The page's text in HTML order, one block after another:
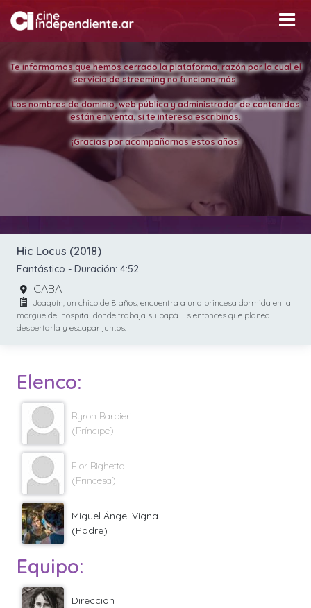
Te informamos que hemos cerrado la plataforma, razón por la cual el
servicio de streeming no funciona más.
Los nombres de dominio, web pública y administrador de contenidos
están en venta, si te interesa escribinos.
¡Gracias por acompañarnos estos años!
Hic Locus (2018)
Fantástico - Duración: 4:52
CABA
Joaquín, un chico de 8 años, encuentra a una princesa dormida en la
morgue del hospital donde trabaja su papá. Es entonces que planea
despertarla y escapar juntos.
Elenco:
Byron Barbieri
(Príncipe)
Flor Bighetto
(Princesa)
Miguel Ángel Vigna
(Padre)
Equipo:
Dirección